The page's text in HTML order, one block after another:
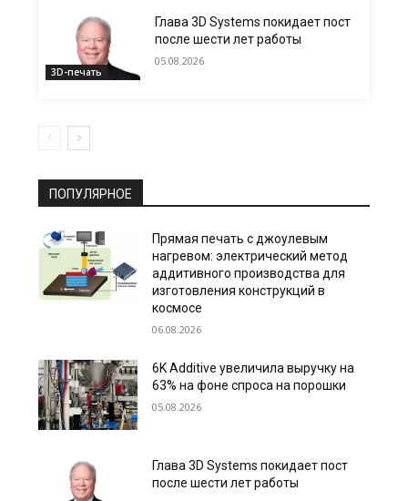
3D-печать
Глава 3D Systems покидает пост
после шести лет работы
05.08.2026
ПОПУЛЯРНОЕ
Прямая печать с джоулевым
нагревом: электрический метод
аддитивного производства для
изготовления конструкций в
космосе
06.08.2026
6K Additive увеличила выручку на
63% на фоне спроса на порошки
05.08.2026
Глава 3D Systems покидает пост
после шести лет работы